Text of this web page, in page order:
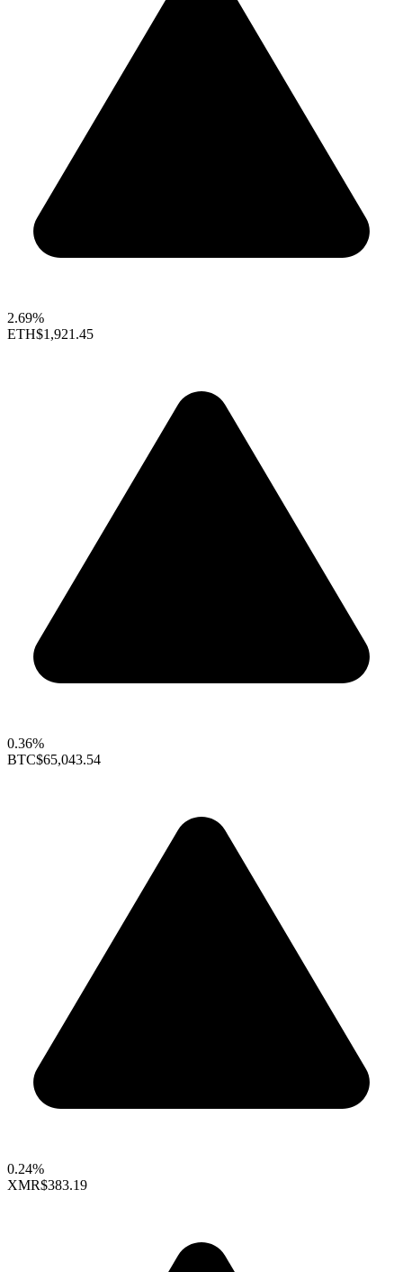
2.69%
ETH$1,921.45
0.36%
BTC$65,043.54
0.24%
XMR$383.19